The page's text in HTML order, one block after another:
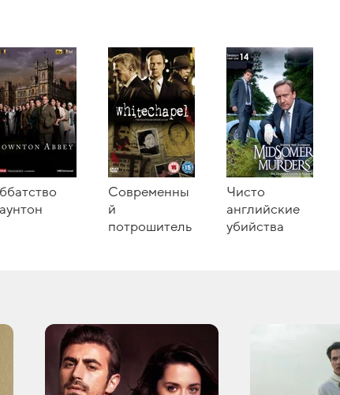
Современны
й
потрошитель
Чисто
английские
убийства